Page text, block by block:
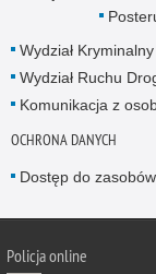
Wydział Kryminalny
Wydział Ruchu
Komunikacja z
OCHRONA DANYCH
Dostęp do
Policja online